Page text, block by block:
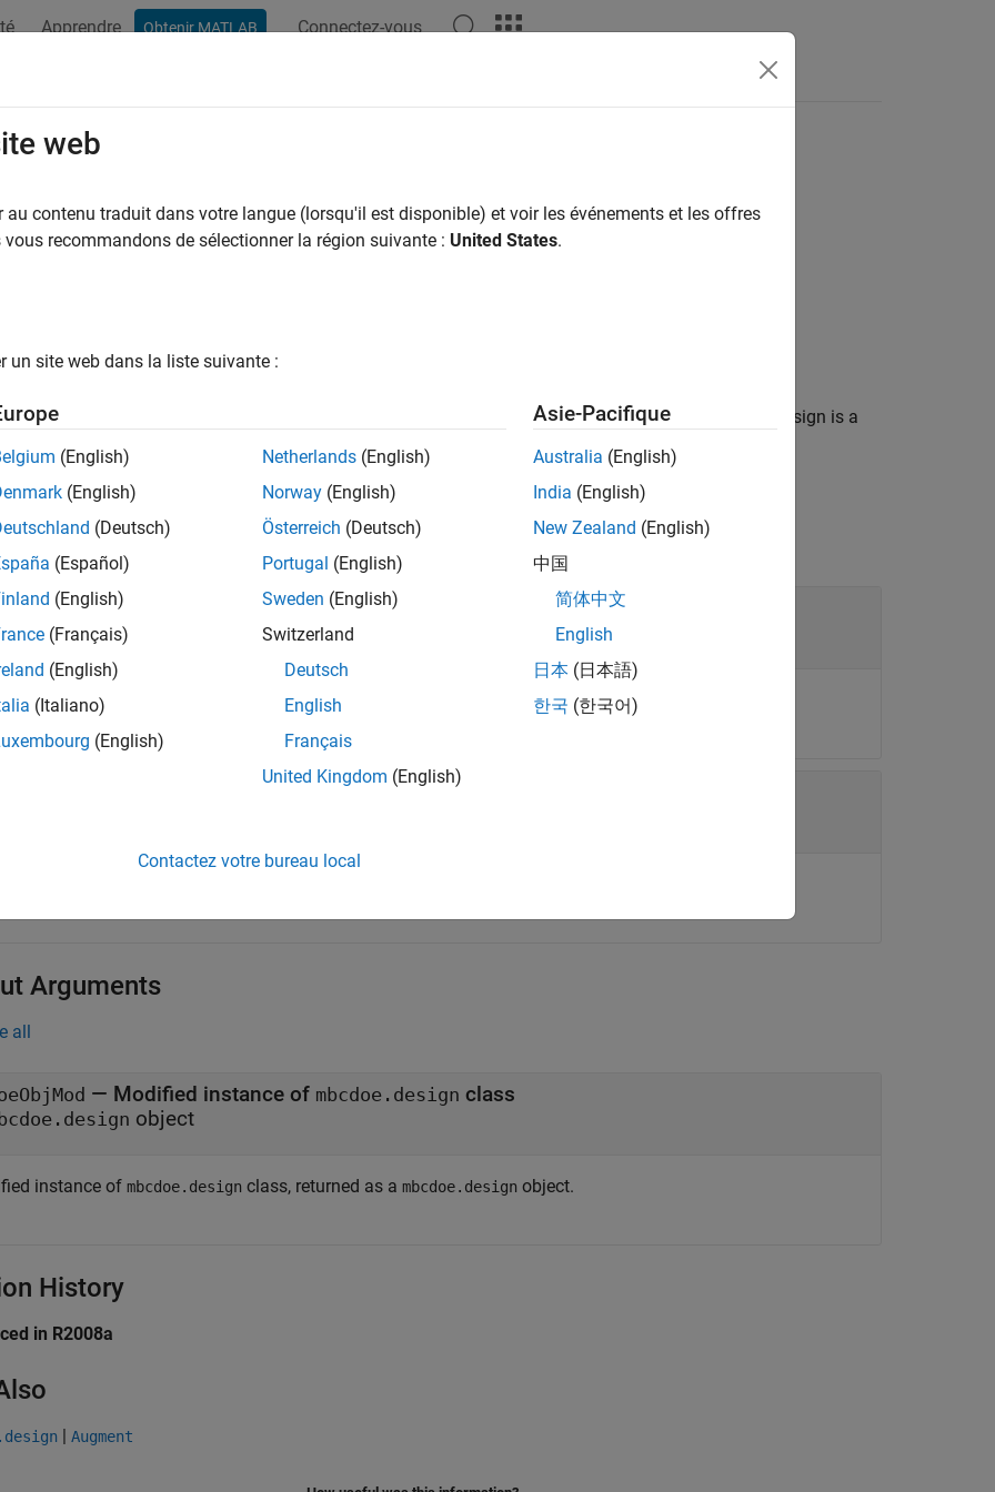
Apprendre Obtenir MATLAB Connectez-vous
= Merge(
merges multiple design objects into a single design. The resulting design is a
Arguments
—Instance of mbcdoe.designclass
ofmbcdoe.design class, specified as ambcdoe.design doe design object.
mbcdoe.design class
Arguments
all
— Modified instance of mbcdoe.design class
object
instance of mbcdoe.design class, returned as a mbcdoe.design object.
History
in R2008a
| Augment
web
au contenu traduit dans votre langue (lorsqu'il est disponible) et voir les événements et les offres
vous recommandons de sélectionner la région suivante : United States.
un site web dans la liste suivante :
(English)
(English)
(Deutsch)
(Español)
(English)
(Français)
(English)
(Italiano)
(English)
Netherlands (English)
Norway (English)
Österreich (Deutsch)
Portugal (English)
Sweden (English)
Switzerland
Deutsch
English
Français
United Kingdom (English)
Asie-Pacifique
Australia (English)
India (English)
New Zealand (English)
中国
简体中文
English
日本 (日本語)
한국 (한국어)
Contactez votre bureau local